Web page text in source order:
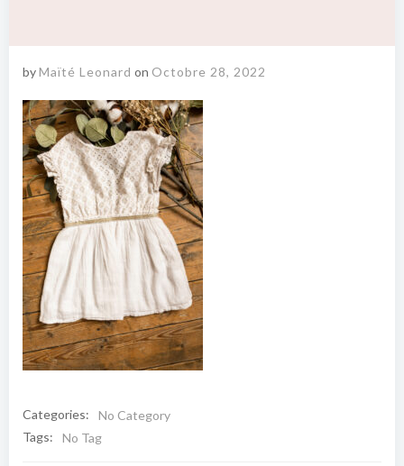
byMaïté Leonard on Octobre 28, 2022
Categories:
No Category
Tags:
No Tag